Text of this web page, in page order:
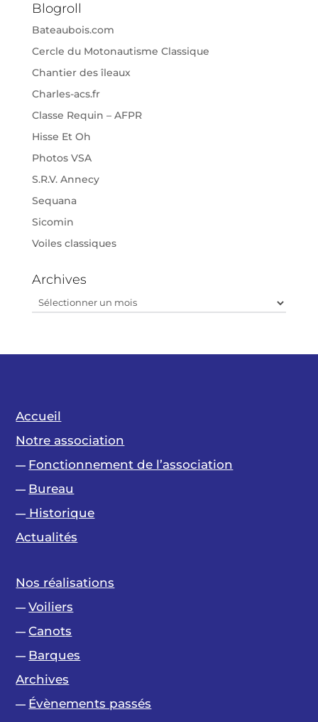
Blogroll
Bateaubois.com
Cercle du Motonautisme Classique
Chantier des îleaux
Charles-acs.fr
Classe Requin – AFPR
Hisse Et Oh
Photos VSA
S.R.V. Annecy
Sequana
Sicomin
Voiles classiques
Archives
Archives
Accueil
Notre association
— Fonctionnement de l’association
— Bureau
— Historique
Actualités
Nos réalisations
— Voiliers
— Canots
— Barques
Archives
— Évènements passés